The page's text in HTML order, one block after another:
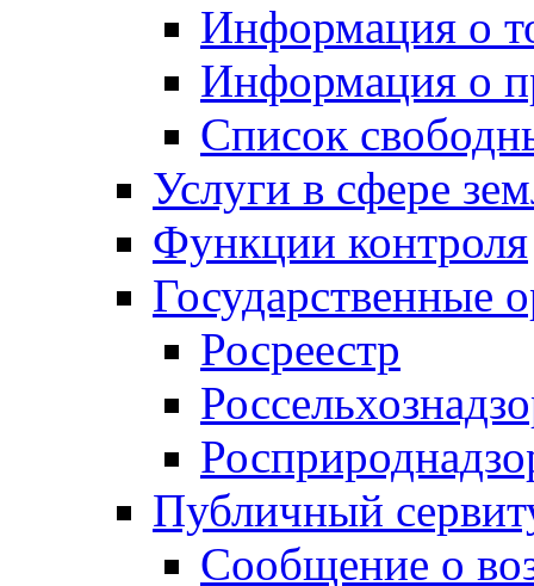
Информация о
Информация о
Список
Услуги в сфере
Функции контроля
Государственные
Росреестр
Публичный
Сообщение о